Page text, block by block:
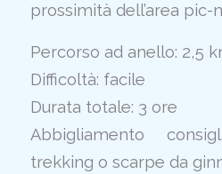
prossimità dell’area pic-
Percorso ad anello: 2,5
Difficoltà: facile
Durata totale: 3 ore
Abbigliamento
trekking o scarpe da